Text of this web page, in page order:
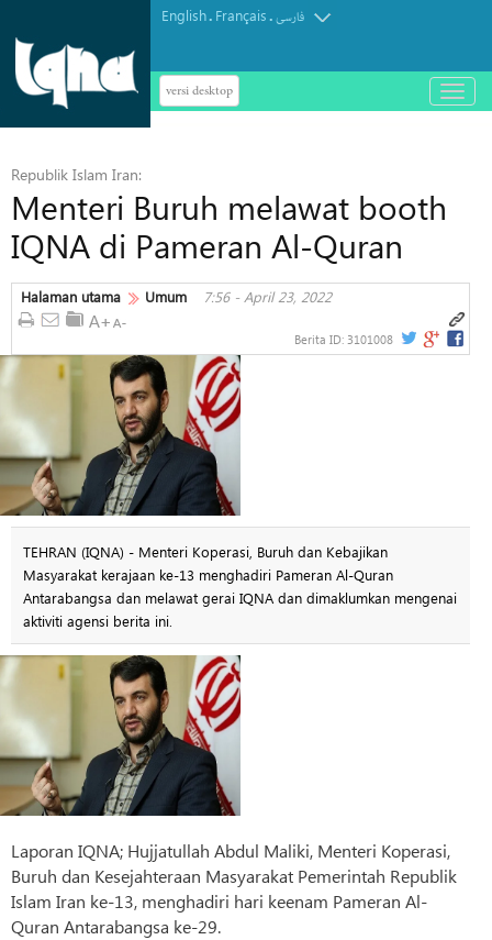
English. Français.فارسی
versi desktop
باز
و
Republik Islam Iran:
Menteri Buruh melawat booth
IQNA di Pameran Al-Quran
Halaman utama Umum 7:56 - April 23, 2022
Berita ID: 3101008
TEHRAN (IQNA) - Menteri Koperasi, Buruh dan Kebajikan
Masyarakat kerajaan ke-13 menghadiri Pameran Al-Quran
Antarabangsa dan melawat gerai IQNA dan dimaklumkan mengenai
aktiviti agensi berita ini.
Laporan IQNA; Hujjatullah Abdul Maliki, Menteri Koperasi,
Buruh dan Kesejahteraan Masyarakat Pemerintah Republik
Islam Iran ke-13, menghadiri hari keenam Pameran Al-
Quran Antarabangsa ke-29.